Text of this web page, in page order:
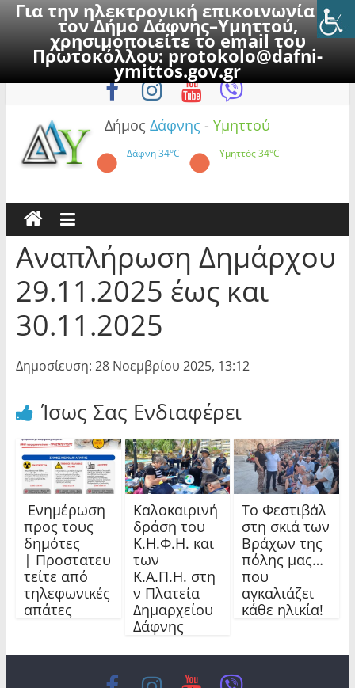
Για την ηλεκτρονική επικοινωνία με
τον Δήμο Δάφνης–Υμηττού,
χρησιμοποιείτε το email του
Πρωτοκόλλου:protokolo@dafni-
ymittos.gov.gr
to
Παρασκευή, 7 Αυγούστου 2026
Δήμος Δάφνης - Υμηττού
Δάφνη34°C Υμηττός34°C
Αναπλήρωση Δημάρχου
29.11.2025 έως και
30.11.2025
Δημοσίευση: 28 Νοεμβρίου 2025, 13:12
Ίσως Σας Ενδιαφέρει
Ενημέρωση
προς τους
δημότες
| Προστατευ
τείτε από
τηλεφωνικές
απάτες
Καλοκαιρινή
δράση του
Κ.Η.Φ.Η. και
των
Κ.Α.Π.Η. στη
ν Πλατεία
Δημαρχείου
Δάφνης
Το Φεστιβάλ
στη σκιά των
Βράχων της
πόλης μας…
που
αγκαλιάζει
κάθε ηλικία!